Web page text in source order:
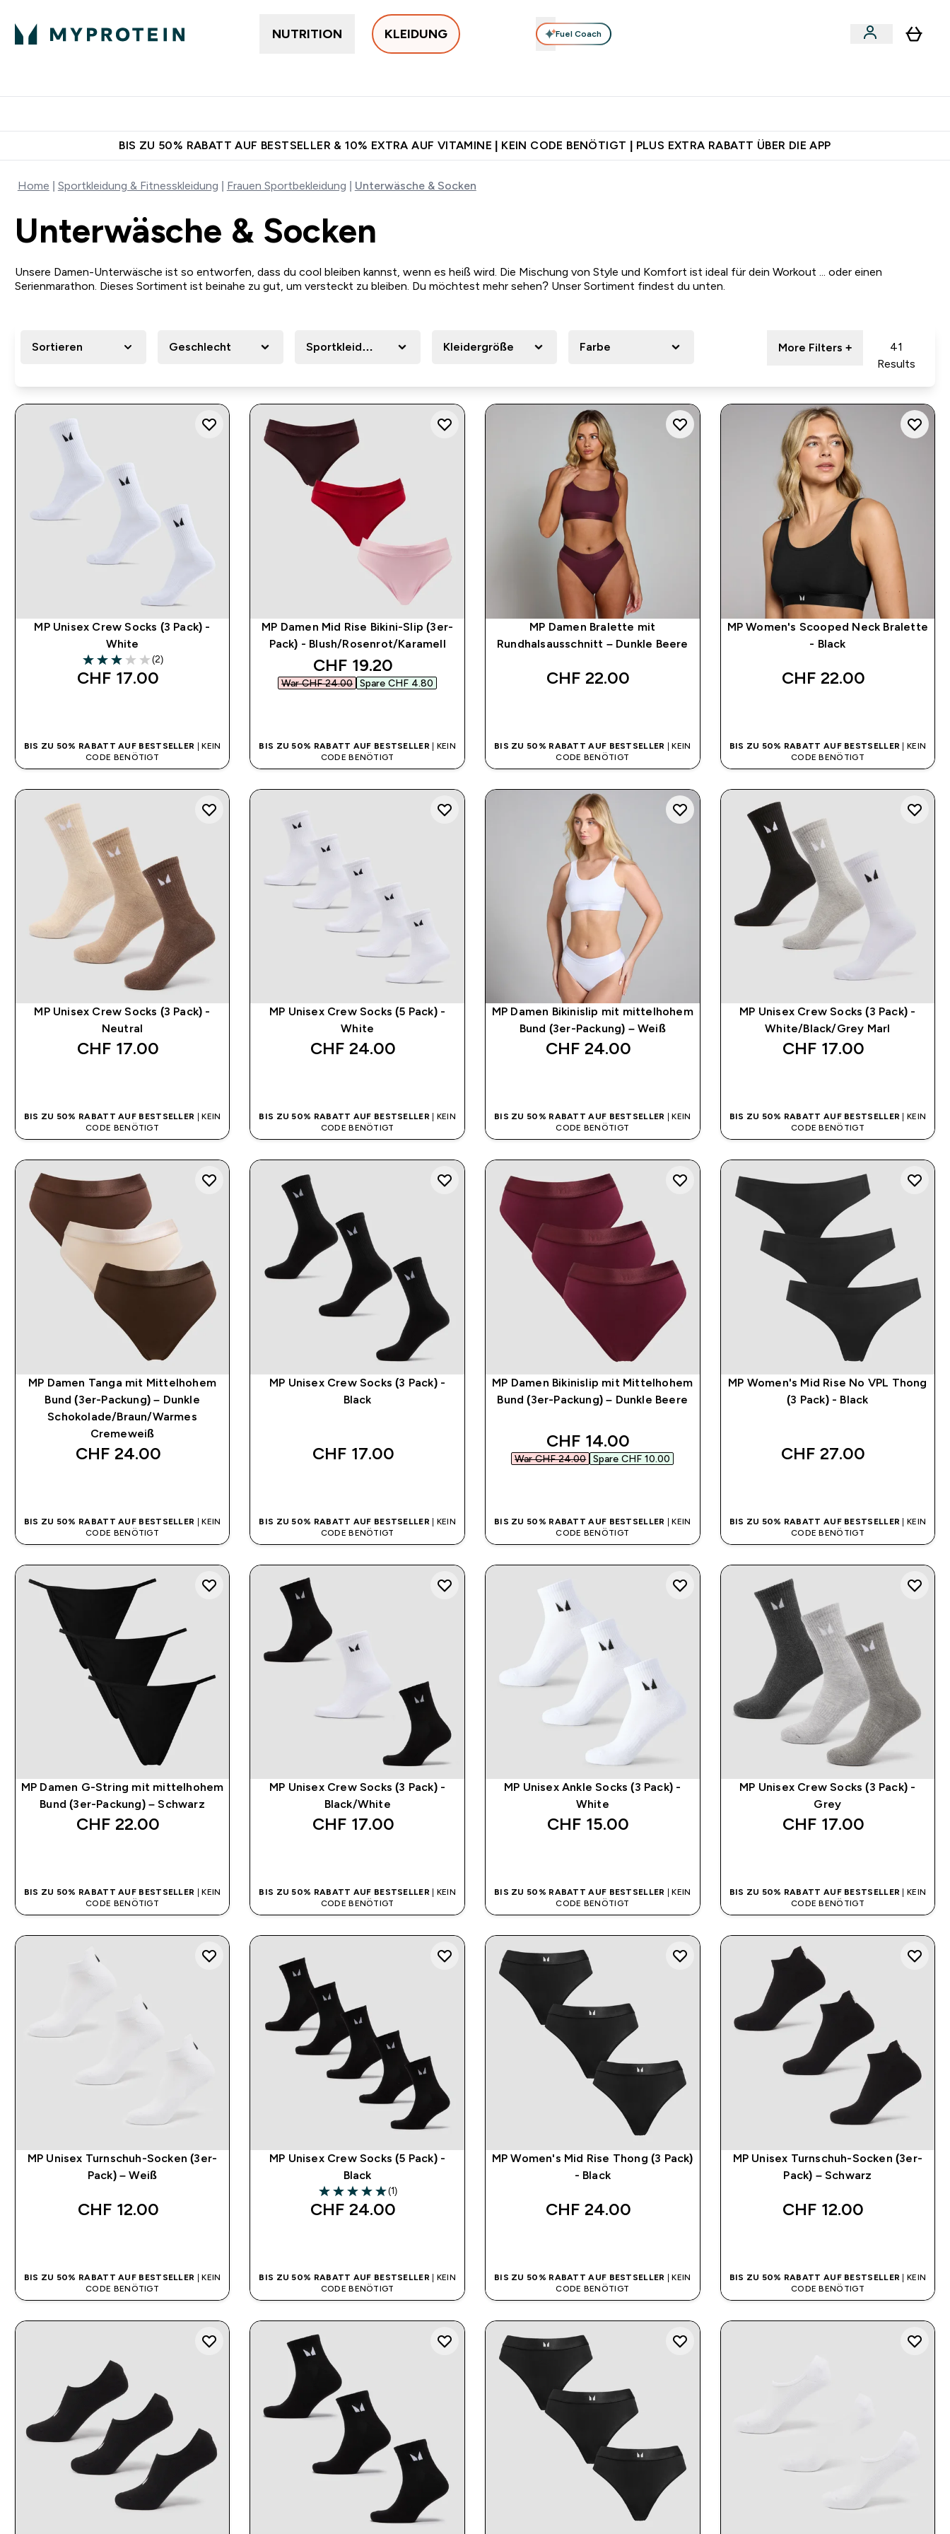
NUTRITION KLEIDUNG Fuel Coach
BIS ZU 50% RABATT AUF BESTSELLER & 10% EXTRA AUF VITAMINE | KEIN CODE BENÖTIGT | PLUS EXTRA RABATT ÜBER DIE APP
Home Sportkleidung & Fitnesskleidung Frauen Sportbekleidung Unterwäsche & Socken
Unterwäsche & Socken
Unsere Damen-Unterwäsche ist so entworfen, dass du cool bleiben kannst, wenn es heiß wird. Die Mischung von Style und Komfort ist ideal für dein Workout ... oder einen
Serienmarathon. Dieses Sortiment ist beinahe zu gut, um versteckt zu bleiben. Du möchtest mehr sehen? Unser Sortiment findest du unten.
Sortieren Geschlecht Sportkleidung Kleidergröße Farbe More Filters +
41
Results
MP Unisex Crew Socks (3 Pack) -
White
3 out of 5 stars
(2)
CHF 17.00‎
BIS ZU 50% RABATT AUF BESTSELLER | KEIN
CODE BENÖTIGT
MP Damen Mid Rise Bikini-Slip (3er-
Pack) - Blush/Rosenrot/Karamell
discounted price
CHF 19.20‎
War CHF 24.00‎ Spare CHF 4.80‎
BIS ZU 50% RABATT AUF BESTSELLER | KEIN
CODE BENÖTIGT
MP Damen Bralette mit
Rundhalsausschnitt – Dunkle Beere
CHF 22.00‎
BIS ZU 50% RABATT AUF BESTSELLER | KEIN
CODE BENÖTIGT
MP Women's Scooped Neck Bralette
- Black
CHF 22.00‎
BIS ZU 50% RABATT AUF BESTSELLER | KEIN
CODE BENÖTIGT
MP Unisex Crew Socks (3 Pack) -
Neutral
CHF 17.00‎
BIS ZU 50% RABATT AUF BESTSELLER | KEIN
CODE BENÖTIGT
MP Unisex Crew Socks (5 Pack) -
White
CHF 24.00‎
BIS ZU 50% RABATT AUF BESTSELLER | KEIN
CODE BENÖTIGT
MP Damen Bikinislip mit mittelhohem
Bund (3er-Packung) – Weiß
CHF 24.00‎
BIS ZU 50% RABATT AUF BESTSELLER
| KEIN
CODE BENÖTIGT
MP Unisex Crew Socks (3 Pack) -
White/Black/Grey Marl
CHF 17.00‎
BIS ZU 50% RABATT AUF BESTSELLER | KEIN
CODE BENÖTIGT
MP Damen Tanga mit Mittelhohem
Bund (3er-Packung) – Dunkle
Schokolade/Braun/Warmes
Cremeweiß
CHF 24.00‎
BIS ZU 50% RABATT AUF BESTSELLER | KEIN
CODE BENÖTIGT
MP Unisex Crew Socks (3 Pack) -
Black
CHF 17.00‎
BIS ZU 50% RABATT AUF BESTSELLER | KEIN
CODE BENÖTIGT
MP Damen Bikinislip mit Mittelhohem
Bund (3er-Packung) – Dunkle Beere
discounted price
CHF 14.00‎
War CHF 24.00‎ Spare CHF 10.00‎
BIS ZU 50% RABATT AUF BESTSELLER | KEIN
CODE BENÖTIGT
MP Women's Mid Rise No VPL Thong
(3 Pack) - Black
CHF 27.00‎
BIS ZU 50% RABATT AUF BESTSELLER | KEIN
CODE BENÖTIGT
MP Damen G-String mit mittelhohem
Bund (3er-Packung) – Schwarz
CHF 22.00‎
BIS ZU 50% RABATT AUF BESTSELLER | KEIN
CODE BENÖTIGT
MP Unisex Crew Socks (3 Pack) -
Black/White
CHF 17.00‎
BIS ZU 50% RABATT AUF BESTSELLER | KEIN
CODE BENÖTIGT
MP Unisex Ankle Socks (3 Pack) -
White
CHF 15.00‎
BIS ZU 50% RABATT AUF BESTSELLER
| KEIN
CODE BENÖTIGT
MP Unisex Crew Socks (3 Pack) -
Grey
CHF 17.00‎
BIS ZU 50% RABATT AUF BESTSELLER | KEIN
CODE BENÖTIGT
MP Unisex Turnschuh-Socken (3er-
Pack) – Weiß
CHF 12.00‎
BIS ZU 50% RABATT AUF BESTSELLER | KEIN
CODE BENÖTIGT
MP Unisex Crew Socks (5 Pack) -
Black
5 out of 5 stars
(1)
CHF 24.00‎
BIS ZU 50% RABATT AUF BESTSELLER | KEIN
CODE BENÖTIGT
MP Women's Mid Rise Thong (3 Pack)
- Black
CHF 24.00‎
BIS ZU 50% RABATT AUF BESTSELLER
| KEIN
CODE BENÖTIGT
MP Unisex Turnschuh-Socken (3er-
Pack) – Schwarz
CHF 12.00‎
BIS ZU 50% RABATT AUF BESTSELLER | KEIN
CODE BENÖTIGT